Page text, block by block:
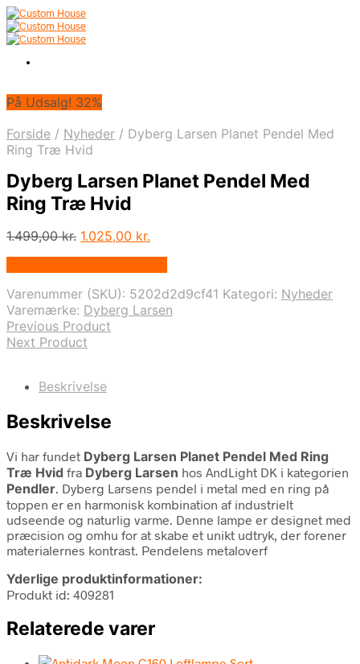
På Udsalg! 32%
Forside / Nyheder / Dyberg Larsen Planet Pendel Med
Ring Træ Hvid
Dyberg Larsen Planet Pendel Med
Ring Træ Hvid
1.499,00kr. Den
1.499,00 kr..
1.025,00 kr.
1.025,00 kr..
Varenummer (SKU): 5202d2d9cf41 Kategori: Nyheder
Varemærke: Dyberg Larsen
Previous Product
Next Product
Beskrivelse
Beskrivelse
Vi har fundet Dyberg Larsen Planet Pendel Med Ring
Træ Hvid fra Dyberg Larsen hos AndLight DK i kategorien
Pendler. Dyberg Larsens pendel i metal med en ring på
toppen er en harmonisk kombination af industrielt
udseende og naturlig varme. Denne lampe er designet med
præcision og omhu for at skabe et unikt udtryk, der forener
materialernes kontrast. Pendelens metaloverf
Yderlige produktinformationer:
Produkt id: 409281
Relaterede varer